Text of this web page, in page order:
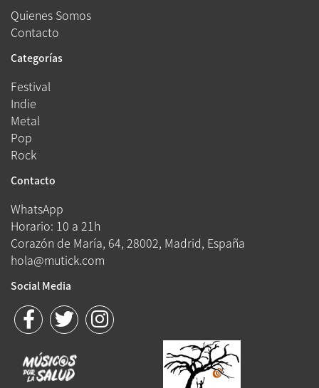
Quienes Somos
Contacto
Categorías
Festival
Indie
Metal
Pop
Rock
Contacto
WhatsApp
Horario: 10 a 21h
Corazón de María, 64, 28002, Madrid, España
hola@mutick.com
Social Media